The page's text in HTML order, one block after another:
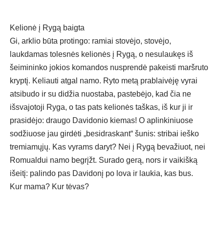
Kelionė į Rygą baigta
Gi, arklio būta protingo: ramiai stovėjo, stovėjo,
laukdamas tolesnės kelionės į Rygą, o nesulaukęs iš
šeimininko jokios komandos nusprendė pakeisti maršruto
kryptį. Keliauti atgal namo. Ryto metą prablaivėję vyrai
atsibudo ir su didžia nuostaba, pastebėjo, kad čia ne
išsvajotoji Ryga, o tas pats kelionės taškas, iš kur ji ir
prasidėjo: draugo Davidonio kiemas! O aplinkiniuose
sodžiuose jau girdėti „besidraskant“ šunis: stribai ieško
tremiamųjų. Kas vyrams daryt? Nei į Rygą bevažiuot, nei
Romualdui namo begrįžt. Surado gerą, nors ir vaikišką
išeitį: palindo pas Davidonį po lova ir laukia, kas bus.
Kur mama? Kur tėvas?